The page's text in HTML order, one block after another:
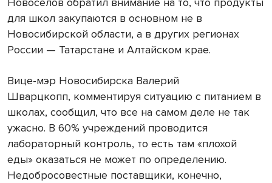
для школ закупаются в основном не в
Новосибирской области, а в других регионах
России — Татарстане и Алтайском крае.
Вице-мэр Новосибирска Валерий
Шварцкопп, комментируя ситуацию с питанием в
школах, сообщил, что все на самом деле не так
ужасно. В 60% учреждений проводится
лабораторный контроль, то есть там «плохой
еды» оказаться не может по определению.
Недобросовестные поставщики, конечно,